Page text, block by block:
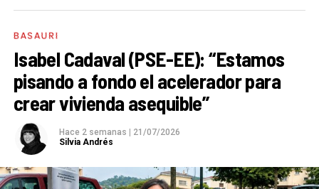
BASAURI
Isabel Cadaval (PSE-EE): “Estamos
pisando a fondo el acelerador para
crear vivienda asequible”
Hace 2 semanas
21/07/2026
Silvia Andrés